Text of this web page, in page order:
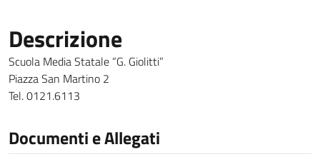
Descrizione
Scuola Media Statale “G. Giolitti”
Piazza San Martino 2
Tel. 0121.6113
Documenti e Allegati